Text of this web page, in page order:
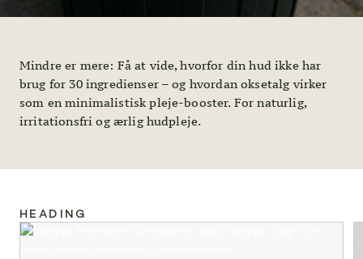
Mindre er mere: Få at vide, hvorfor din hud ikke har
brug for 30 ingredienser – og hvordan oksetalg virker
som en minimalistisk pleje-booster. For naturlig,
irritationsfri og ærlig hudpleje.
HEADING